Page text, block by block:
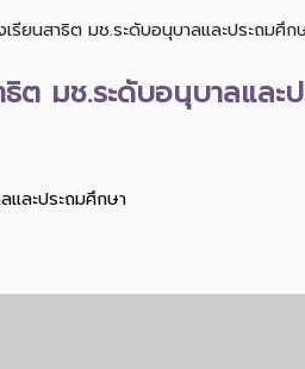
รียนสาธิต มช.ระดับอนุบาลและประถมศึ
ต มช.ระดับอนุบาลแล
และประถมศึกษา